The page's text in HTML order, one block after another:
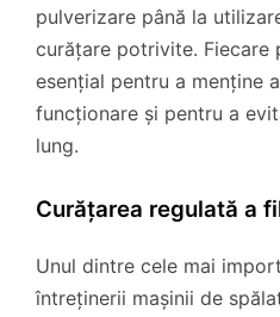
pulverizare până la
curățare potrivite. Fiecare
esențial pentru a menține
funcționare și pentru a
lung.
Curățarea regulată a
Unul dintre cele mai
întreținerii mașinii de